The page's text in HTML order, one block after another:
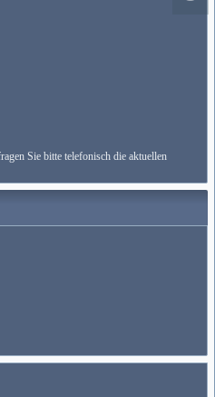
Sie bitte telefonisch die aktuellen